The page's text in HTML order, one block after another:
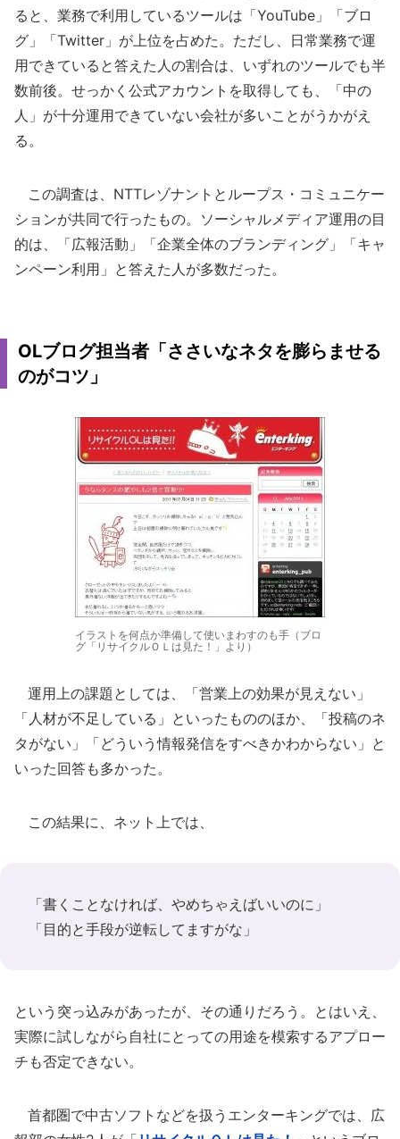
ると、業務で利用しているツールは「YouTube」「ブロ
グ」「Twitter」が上位を占めた。ただし、日常業務で運
用できていると答えた人の割合は、いずれのツールでも半
数前後。せっかく公式アカウントを取得しても、「中の
人」が十分運用できていない会社が多いことがうかがえ
る。
この調査は、NTTレゾナントとループス・コミュニケー
ションが共同で行ったもの。ソーシャルメディア運用の目
的は、「広報活動」「企業全体のブランディング」「キャ
ンペーン利用」と答えた人が多数だった。
OLブログ担当者「ささいなネタを膨らませる
のがコツ」
イラストを何点か準備して使いまわすのも手（ブロ
グ「リサイクルＯＬは見た！」より）
運用上の課題としては、「営業上の効果が見えない」
「人材が不足している」といったもののほか、「投稿のネ
タがない」「どういう情報発信をすべきかわからない」と
いった回答も多かった。
この結果に、ネット上では、
「書くことなければ、やめちゃえばいいのに」
「目的と手段が逆転してますがな」
という突っ込みがあったが、その通りだろう。とはいえ、
実際に試しながら自社にとっての用途を模索するアプロー
チも否定できない。
首都圏で中古ソフトなどを扱うエンターキングでは、広